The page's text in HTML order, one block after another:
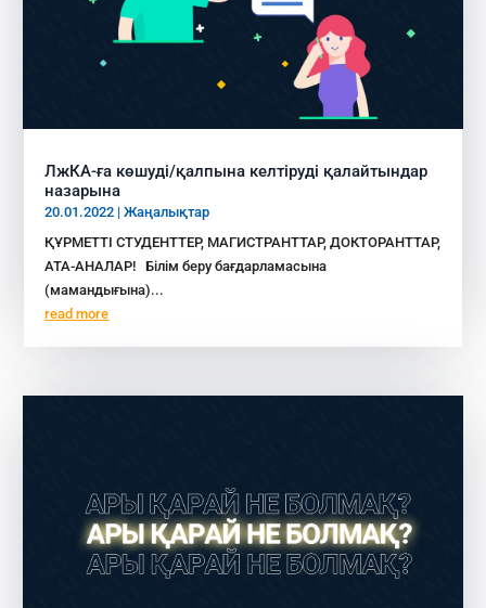
ЛжКА-ға көшуді/қалпына келтіруді қалайтындар
назарына
20.01.2022 |Жаңалықтар
ҚҰРМЕТТІ СТУДЕНТТЕР, МАГИСТРАНТТАР, ДОКТОРАНТТАР,
АТА-АНАЛАР! Білім беру бағдарламасына
(мамандығына)...
read more